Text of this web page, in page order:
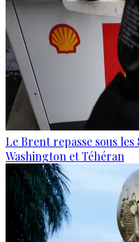
Le Brent repasse sous
Washington et Téhéran